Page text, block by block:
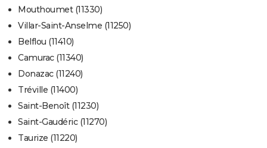
Mouthoumet (11330)
Villar-Saint-Anselme (11250)
Belflou (11410)
Camurac (11340)
Donazac (11240)
Tréville (11400)
Saint-Benoît (11230)
Saint-Gaudéric (11270)
Taurize (11220)